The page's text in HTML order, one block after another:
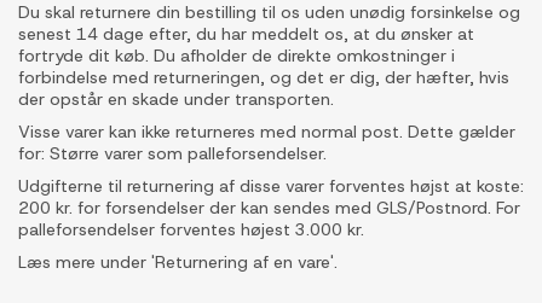
Du skal returnere din bestilling til os uden unødig forsinkelse og
senest 14 dage efter, du har meddelt os, at du ønsker at
fortryde dit køb. Du afholder de direkte omkostninger i
forbindelse med returneringen, og det er dig, der hæfter, hvis
der opstår en skade under transporten.
Visse varer kan ikke returneres med normal post. Dette gælder
for: Større varer som palleforsendelser.
Udgifterne til returnering af disse varer forventes højst at koste:
200 kr. for forsendelser der kan sendes med GLS/Postnord. For
palleforsendelser forventes højest 3.000 kr.
Læs mere under 'Returnering af en vare'.